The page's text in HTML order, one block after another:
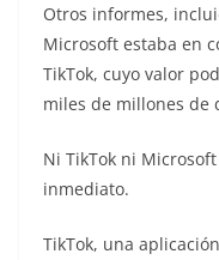
Otros informes,
Microsoft estaba en
TikTok, cuyo valor
miles de millones de
Ni TikTok ni
inmediato.
TikTok, una